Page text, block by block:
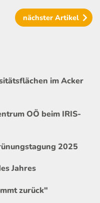
nächster Artikel
im Acker
OÖ beim IRIS-
2025
Jahres
zurück"